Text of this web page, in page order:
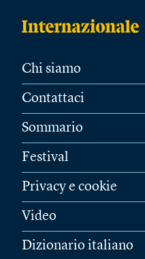
Chi siamo
Contattaci
Sommario
Festival
Privacy e cookie
Video
Dizionario italiano